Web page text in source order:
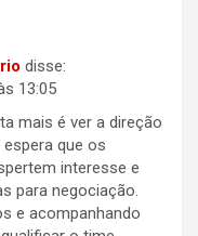
disse:
13:05
mais é ver a direção
que os
interesse e
para negociação.
e acompanhando